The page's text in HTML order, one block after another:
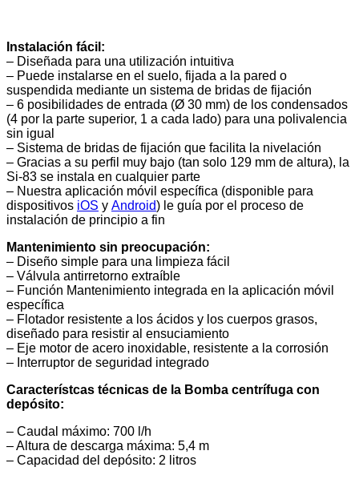
Instalación fácil:
– Diseñada para una utilización intuitiva
– Puede instalarse en el suelo, fijada a la pared o
suspendida mediante un sistema de bridas de fijación
– 6 posibilidades de entrada (Ø 30 mm) de los condensados
(4 por la parte superior, 1 a cada lado) para una polivalencia
sin igual
– Sistema de bridas de fijación que facilita la nivelación
– Gracias a su perfil muy bajo (tan solo 129 mm de altura), la
Si-83 se instala en cualquier parte
– Nuestra aplicación móvil específica (disponible para
dispositivos iOS y Android) le guía por el proceso de
instalación de principio a fin
Mantenimiento sin preocupación:
– Diseño simple para una limpieza fácil
– Válvula antirretorno extraíble
– Función Mantenimiento integrada en la aplicación móvil
específica
– Flotador resistente a los ácidos y los cuerpos grasos,
diseñado para resistir al ensuciamiento
– Eje motor de acero inoxidable, resistente a la corrosión
– Interruptor de seguridad integrado
Característcas técnicas de la Bomba centrífuga con
depósito:
– Caudal máximo: 700 l/h
– Altura de descarga máxima: 5,4 m
– Capacidad del depósito: 2 litros